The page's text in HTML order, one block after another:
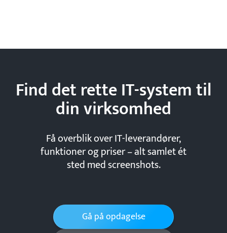
Find det rette IT-system til
dinvirksomhed
Få overblik over IT-leverandører,
funktioner og priser – alt samlet ét
sted med screenshots.
Gå på opdagelse